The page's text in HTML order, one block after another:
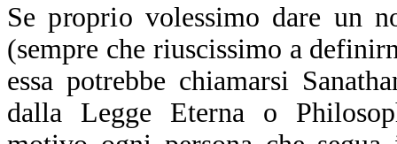
Se proprio volessimo dare un
(sempre che riuscissimo a
essa potrebbe chiamarsi
dalla Legge Eterna o